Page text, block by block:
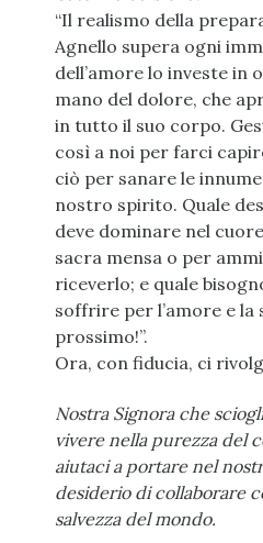
“Il realismo della
Agnello supera ogni
dell’amore lo investe in
mano del dolore, che
in tutto il suo corpo.
così a noi per farci
ciò per sanare le
nostro spirito. Quale
deve dominare nel
sacra mensa o per
riceverlo; e quale
soffrire per l’amore e la
prossimo!”.
Ora, con fiducia, ci
Nostra Signora che
vivere nella purezza del
aiutaci a portare nel
desiderio di collaborare
salvezza del mondo.